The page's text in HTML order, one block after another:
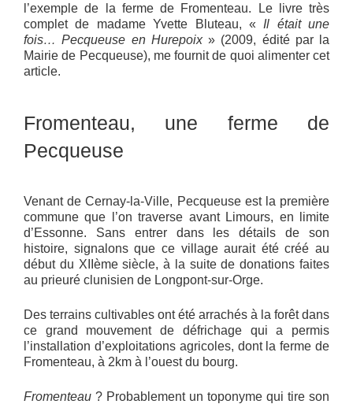
l’exemple de la ferme de Fromenteau. Le livre très
complet de madame Yvette Bluteau, « Il était une
fois… Pecqueuse en Hurepoix » (2009, édité par la
Mairie de Pecqueuse), me fournit de quoi alimenter cet
article.
Fromenteau, une ferme de
Pecqueuse
Venant de Cernay-la-Ville, Pecqueuse est la première
commune que l’on traverse avant Limours, en limite
d’Essonne. Sans entrer dans les détails de son
histoire, signalons que ce village aurait été créé au
début du XIIème siècle, à la suite de donations faites
au prieuré clunisien de Longpont-sur-Orge.
Des terrains cultivables ont été arrachés à la forêt dans
ce grand mouvement de défrichage qui a permis
l’installation d’exploitations agricoles, dont la ferme de
Fromenteau, à 2km à l’ouest du bourg.
Fromenteau ? Probablement un toponyme qui tire son